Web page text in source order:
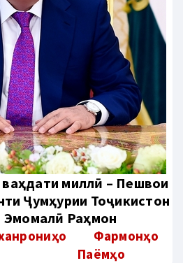
ваҳдати миллӣ – Пешвои
Ҷумҳурии Тоҷикистон
Эмомалӣ Раҳмон
Фармонҳо
Паёмҳо